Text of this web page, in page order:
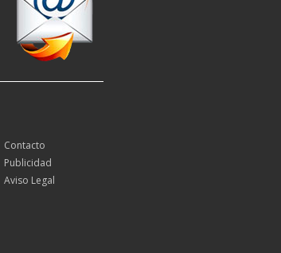
Contacto
Publicidad
Aviso Legal